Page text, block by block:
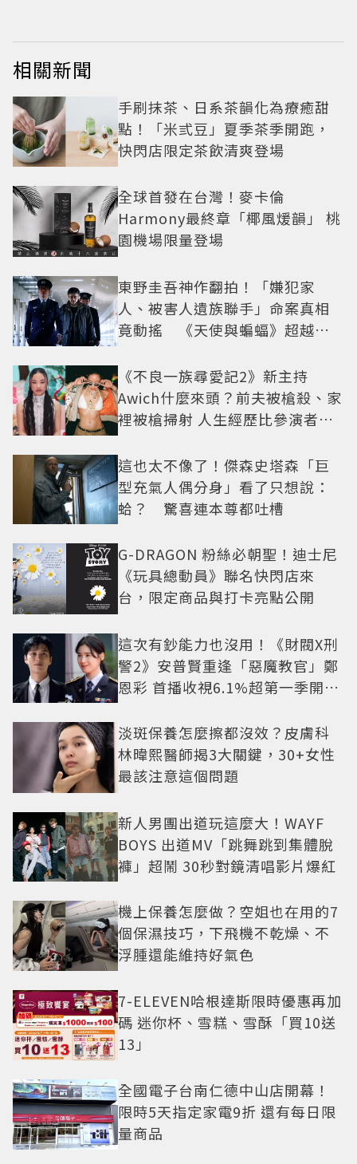
相關新聞
手刷抹茶、日系茶韻化為療癒甜
點！「米弎豆」夏季茶季開跑，
快閃店限定茶飲清爽登場
全球首發在台灣！麥卡倫
Harmony最終章「椰風煖韻」 桃
園機場限量登場
東野圭吾神作翻拍！「嫌犯家
人、被害人遺族聯手」命案真相
竟動搖 《天使與蝙蝠》超越懸
《不良一族尋愛記2》新主持
Awich什麼來頭？前夫被槍殺、家
裡被槍掃射 人生經歷比參演者還
這也太不像了！傑森史塔森「巨
型充氣人偶分身」看了只想說：
蛤？ 驚喜連本尊都吐槽
G-DRAGON 粉絲必朝聖！迪士尼
《玩具總動員》聯名快閃店來
台，限定商品與打卡亮點公開
這次有鈔能力也沒用！《財閥X刑
警2》安普賢重逢「惡魔教官」鄭
恩彩 首播收視6.1%超第一季開紅
淡斑保養怎麼擦都沒效？皮膚科
林暐熙醫師揭3大關鍵，30+女性
最該注意這個問題
新人男團出道玩這麼大！WAYF
BOYS 出道MV「跳舞跳到集體脫
褲」超鬧 30秒對鏡清唱影片爆紅
機上保養怎麼做？空姐也在用的7
個保濕技巧，下飛機不乾燥、不
浮腫還能維持好氣色
7-ELEVEN哈根達斯限時優惠再加
碼 迷你杯、雪糕、雪酥「買10送
13」
全國電子台南仁德中山店開幕！
限時5天指定家電9折 還有每日限
量商品